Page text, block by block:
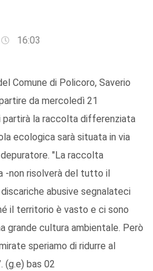
16:03
Comune di Policoro, Saverio
da mercoledì 21
la raccolta differenziata
ecologica sarà situata in via
"La raccolta
non risolverà del tutto il
abusive segnalateci
il territorio è vasto e ci sono
grande cultura ambientale. Però
speriamo di ridurre al
(g.e) bas 02